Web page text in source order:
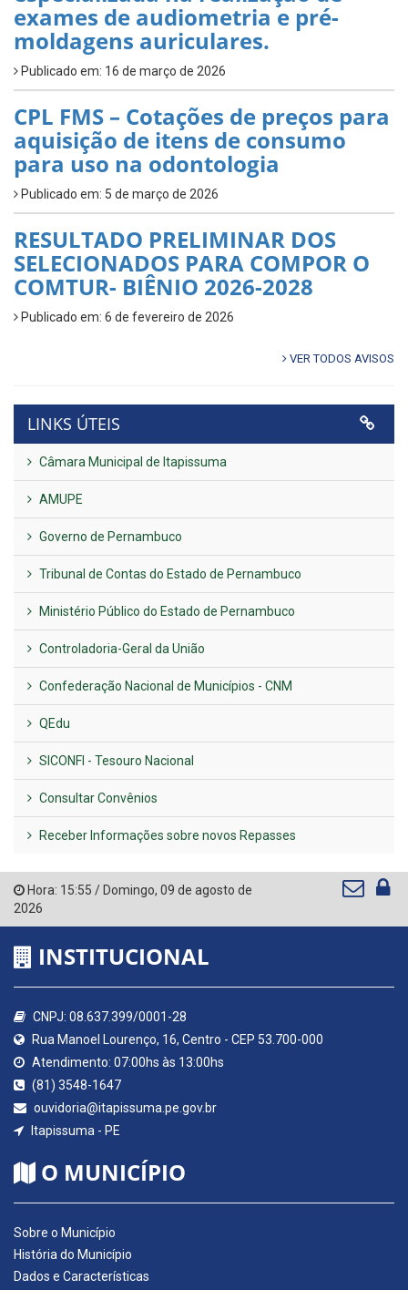
exames de audiometria e pré-
moldagens auriculares.
Publicado em: 16 de março de 2026
CPL FMS – Cotações de preços para
aquisição de itens de consumo
para uso na odontologia
Publicado em: 5 de março de 2026
RESULTADO PRELIMINAR DOS
SELECIONADOS PARA COMPOR O
COMTUR- BIÊNIO 2026-2028
Publicado em: 6 de fevereiro de 2026
VER TODOS AVISOS
LINKS ÚTEIS
Câmara Municipal de Itapissuma
AMUPE
Governo de Pernambuco
Tribunal de Contas do Estado de Pernambuco
Ministério Público do Estado de Pernambuco
Controladoria-Geral da União
Confederação Nacional de Municípios - CNM
QEdu
SICONFI - Tesouro Nacional
Consultar Convênios
Receber Informações sobre novos Repasses
Hora: 15:55 / Domingo, 09 de agosto de
2026
INSTITUCIONAL
CNPJ: 08.637.399/0001-28
Rua Manoel Lourenço, 16, Centro - CEP 53.700-000
Atendimento: 07:00hs às 13:00hs
(81) 3548-1647
ouvidoria@itapissuma.pe.gov.br
Itapissuma - PE
O MUNICÍPIO
Sobre o Município
História do Município
Dados e Características